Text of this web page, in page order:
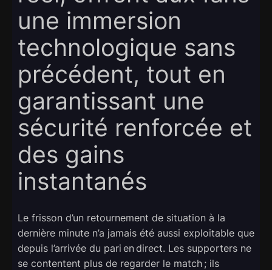
une immersion
technologique sans
précédent, tout en
garantissant une
sécurité renforcée et
des gains
instantanés
Le frisson d’un retournement de situation à la
dernière minute n’a jamais été aussi exploitable que
depuis l’arrivée du pari en direct. Les supporters ne
se contentent plus de regarder le match ; ils